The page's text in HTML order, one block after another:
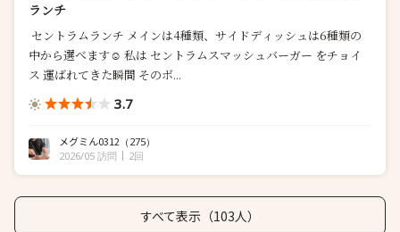
ランチ
️ セントラムランチ メインは4種類、サイドディッシュは6種類の
中から選べます☺️ 私は セントラムスマッシュバーガー をチョイ
ス 運ばれてきた瞬間 そのボ...
3.7
メグミん0312 （275）
2026/05 訪問
2回
すべて表示（103人）